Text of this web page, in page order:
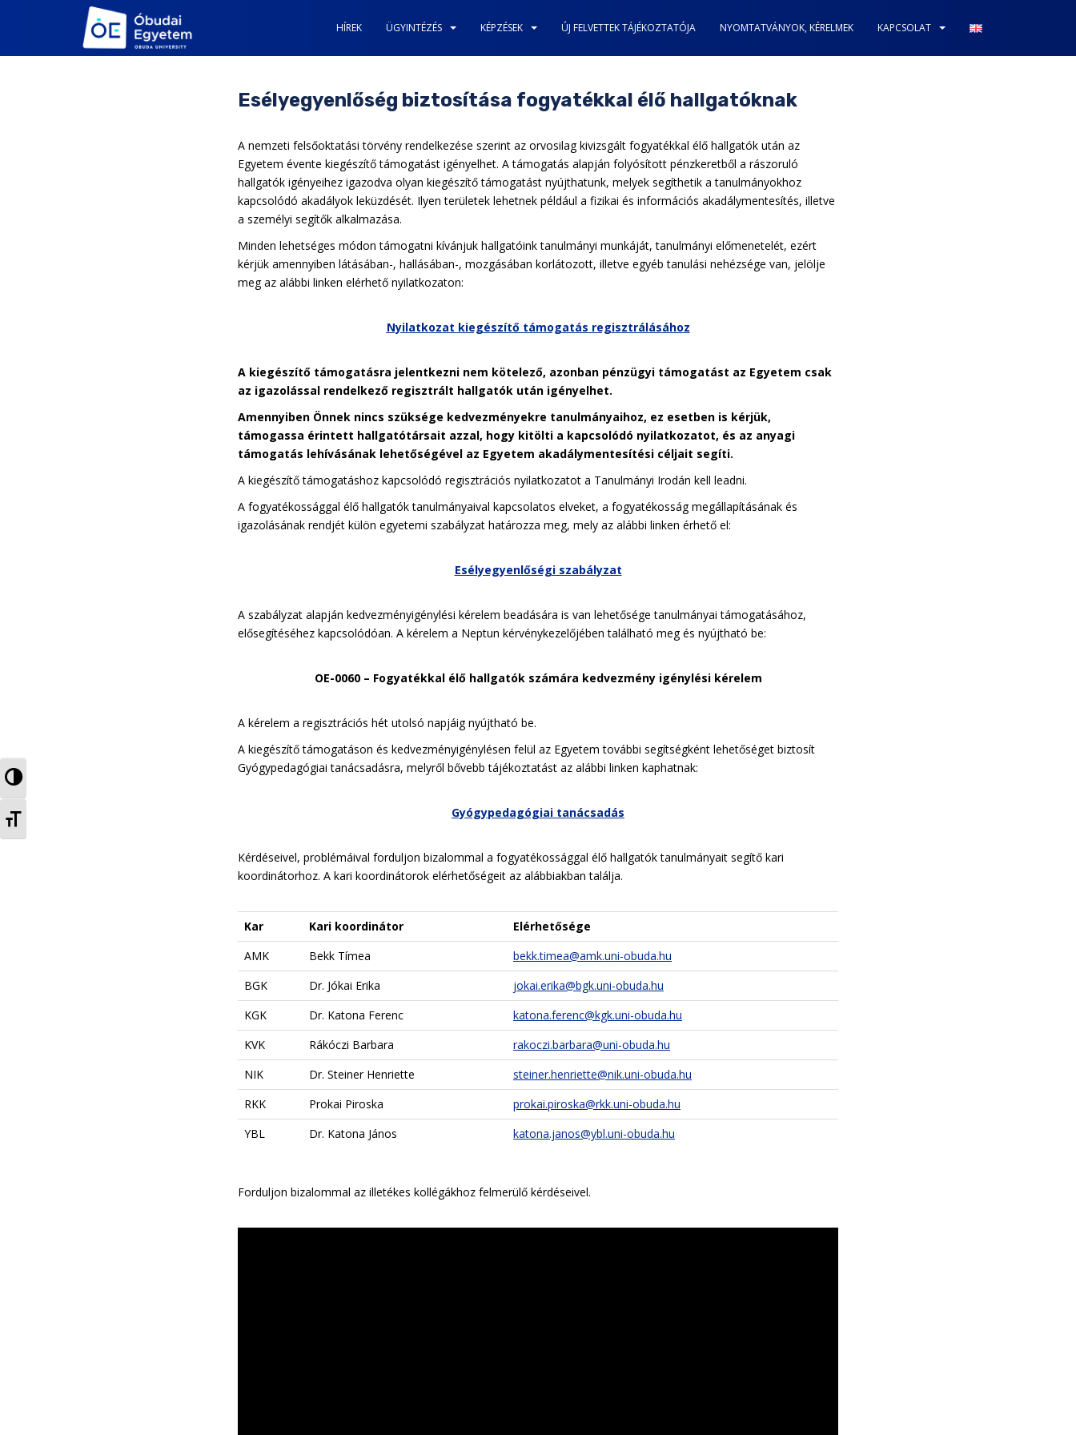
TOGGLE HIGH CONTRAST
TOGGLE FONT SIZE
HÍREK ÜGYINTÉZÉS KÉPZÉSEK ÚJ FELVETTEK TÁJÉKOZTATÓJA NYOMTATVÁNYOK, KÉRELMEK KAPCSOLAT
Esélyegyenlőség biztosítása fogyatékkal élő hallgatóknak
A nemzeti felsőoktatási törvény rendelkezése szerint az orvosilag kivizsgált fogyatékkal élő hallgatók után az
Egyetem évente kiegészítő támogatást igényelhet. A támogatás alapján folyósított pénzkeretből a rászoruló
hallgatók igényeihez igazodva olyan kiegészítő támogatást nyújthatunk, melyek segíthetik a tanulmányokhoz
kapcsolódó akadályok leküzdését. Ilyen területek lehetnek például a fizikai és információs akadálymentesítés, illetve
a személyi segítők alkalmazása.
Minden lehetséges módon támogatni kívánjuk hallgatóink tanulmányi munkáját, tanulmányi előmenetelét, ezért
kérjük amennyiben látásában-, hallásában-, mozgásában korlátozott, illetve egyéb tanulási nehézsége van, jelölje
meg az alábbi linken elérhető nyilatkozaton:
Nyilatkozat kiegészítő támogatás regisztrálásához
A kiegészítő támogatásra jelentkezni nem kötelező, azonban pénzügyi támogatást az Egyetem csak
az igazolással rendelkező regisztrált hallgatók után igényelhet.
Amennyiben Önnek nincs szüksége kedvezményekre tanulmányaihoz, ez esetben is kérjük,
támogassa érintett hallgatótársait azzal, hogy kitölti a kapcsolódó nyilatkozatot, és az anyagi
támogatás lehívásának lehetőségével az Egyetem akadálymentesítési céljait segíti.
A kiegészítő támogatáshoz kapcsolódó regisztrációs nyilatkozatot a Tanulmányi Irodán kell leadni.
A fogyatékossággal élő hallgatók tanulmányaival kapcsolatos elveket, a fogyatékosság megállapításának és
igazolásának rendjét külön egyetemi szabályzat határozza meg, mely az alábbi linken érhető el:
Esélyegyenlőségi szabályzat
A szabályzat alapján kedvezményigénylési kérelem beadására is van lehetősége tanulmányai támogatásához,
elősegítéséhez kapcsolódóan. A kérelem a Neptun kérvénykezelőjében található meg és nyújtható be:
OE-0060 – Fogyatékkal élő hallgatók számára kedvezmény igénylési kérelem
A kérelem a regisztrációs hét utolsó napjáig nyújtható be.
A kiegészítő támogatáson és kedvezményigénylésen felül az Egyetem további segítségként lehetőséget biztosít
Gyógypedagógiai tanácsadásra, melyről bővebb tájékoztatást az alábbi linken kaphatnak:
Gyógypedagógiai tanácsadás
Kérdéseivel, problémáival forduljon bizalommal a fogyatékossággal élő hallgatók tanulmányait segítő kari
koordinátorhoz. A kari koordinátorok elérhetőségeit az alábbiakban találja.
Kar Kari koordinátor
Elérhetősége
AMK
Bekk Tímea
bekk.timea@amk.uni-obuda.hu
BGK
Dr. Jókai Erika
jokai.erika@bgk.uni-obuda.hu
KGK
Dr. Katona Ferenc
katona.ferenc@kgk.uni-obuda.hu
KVK
Rákóczi Barbara
rakoczi.barbara@uni-obuda.hu
NIK
Dr. Steiner Henriette
steiner.henriette@nik.uni-obuda.hu
RKK
Prokai Piroska
prokai.piroska@rkk.uni-obuda.hu
YBL
Dr. Katona János katona.janos@ybl.uni-obuda.hu
Forduljon bizalommal az illetékes kollégákhoz felmerülő kérdéseivel.